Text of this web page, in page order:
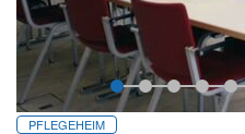
PFLEGEHEIM